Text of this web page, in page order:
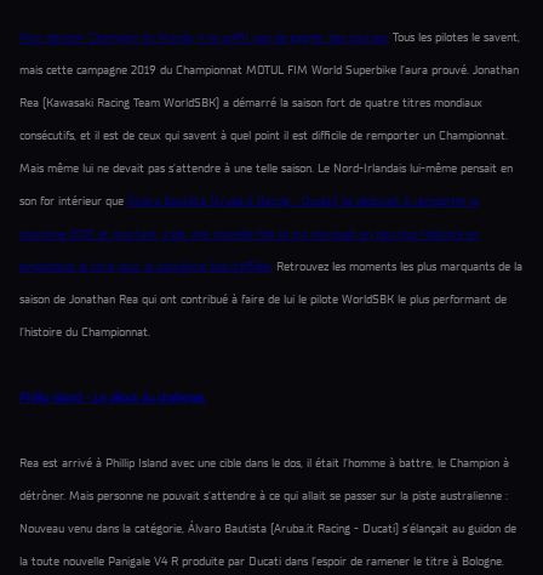
Pour devenir Champion du Monde, il ne suffit pas de gagner des courses. Tous les pilotes le savent,
mais cette campagne 2019 du Championnat MOTUL FIM World Superbike l’aura prouvé. Jonathan
Rea (Kawasaki Racing Team WorldSBK) a démarré la saison fort de quatre titres mondiaux
consécutifs, et il est de ceux qui savent à quel point il est difficile de remporter un Championnat.
Mais même lui ne devait pas s’attendre à une telle saison. Le Nord-Irlandais lui-même pensait en
son for intérieur que Álvaro Bautista (Aruba.it Racing - Ducati) se destinait à remporter la
couronne 2019 et pourtant, c’est une nouvelle fois lui qui marquait en peu plus l’histoire en
empochant le titre pour la cinquième fois d’affilée. Retrouvez les moments les plus marquants de la
saison de Jonathan Rea qui ont contribué à faire de lui le pilote WorldSBK le plus performant de
l’histoire du Championnat.
Phillip Island - Le début du challenge.
Rea est arrivé à Phillip Island avec une cible dans le dos, il était l’homme à battre, le Champion à
détrôner. Mais personne ne pouvait s’attendre à ce qui allait se passer sur la piste australienne :
Nouveau venu dans la catégorie, Álvaro Bautista (Aruba.it Racing - Ducati) s’élançait au guidon de
la toute nouvelle Panigale V4 R produite par Ducati dans l’espoir de ramener le titre à Bologne.